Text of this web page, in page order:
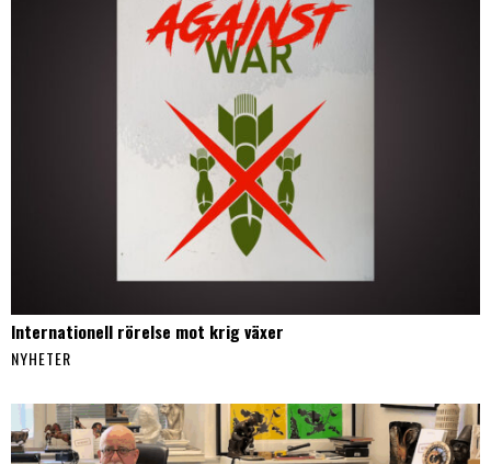
Internationell rörelse mot krig växer
NYHETER